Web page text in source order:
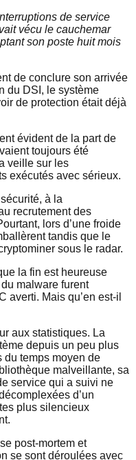
de service
vécu le cauchemar
son poste huit mois
de conclure son arrivée
du DSI, le système
de protection était déjà
évident de la part de
toujours été
veille sur les
exécutés avec sérieux.
à la
recrutement des
lors d’une froide
tandis que le
sous le radar.
la fin est heureuse
malware furent
averti. Mais qu’en est-il
aux statistiques. La
depuis un peu plus
du temps moyen de
malveillante, sa
service qui a suivi ne
d’un
plus silencieux
post-mortem et
se sont déroulées avec